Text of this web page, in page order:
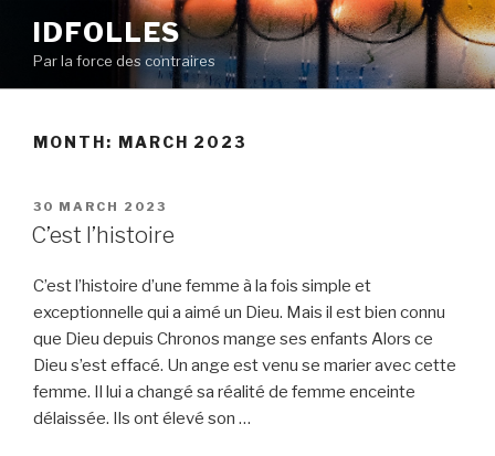
content
IDFOLLES
Par la force des contraires
MONTH: MARCH 2023
POSTED
ON
30 MARCH 2023
C’est l’histoire
C’est l’histoire d’une femme à la fois simple et
exceptionnelle qui a aimé un Dieu. Mais il est bien connu
que Dieu depuis Chronos mange ses enfants Alors ce
Dieu s’est effacé. Un ange est venu se marier avec cette
femme. Il lui a changé sa réalité de femme enceinte
délaissée. Ils ont élevé son …